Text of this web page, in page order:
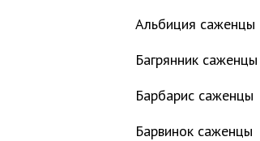
Альбиция саженцы
Багрянник саженцы
Барбарис саженцы
Барвинок саженцы